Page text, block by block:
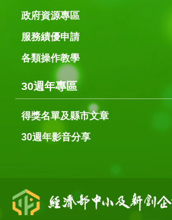
政府資源專區
服務績優申請
各類操作教學
30週年專區
得獎名單及縣市文章
30週年影音分享